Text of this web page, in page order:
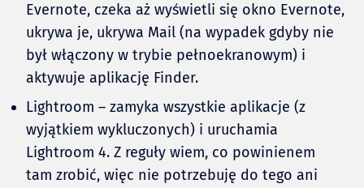
Evernote, czeka aż wyświetli się okno Evernote,
ukrywa je, ukrywa Mail (na wypadek gdyby nie
był włączony w trybie pełnoekranowym) i
aktywuje aplikację Finder.
Lightroom – zamyka wszystkie aplikacje (z
wyjątkiem wykluczonych) i uruchamia
Lightroom 4. Z reguły wiem, co powinienem
tam zrobić, więc nie potrzebuję do tego ani